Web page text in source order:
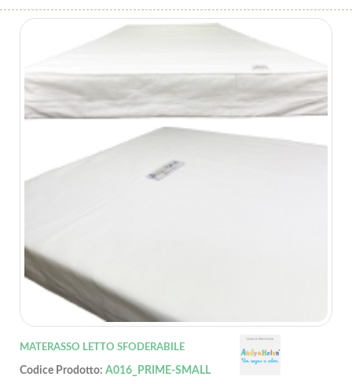
MATERASSO LETTO SFODERABILE
Codice Prodotto: A016_PRIME-SMALL